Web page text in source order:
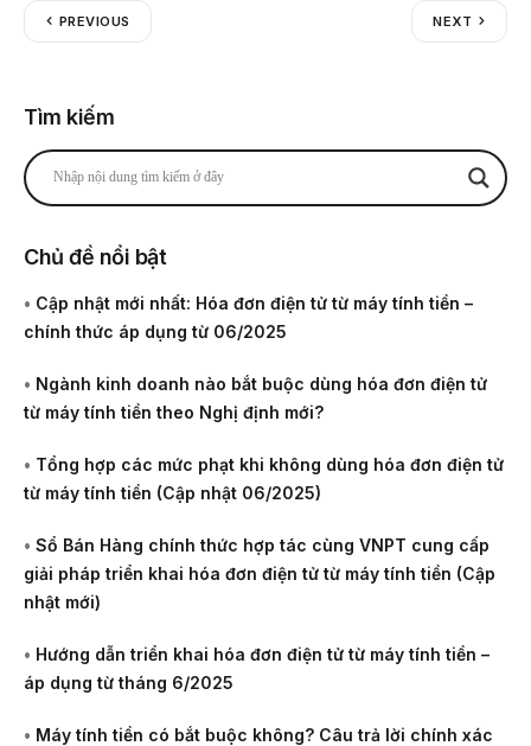
PREVIOUS NEXT
Tìm kiếm
Chủ đề nổi bật
• Cập nhật mới nhất: Hóa đơn điện tử từ máy tính tiền –
chính thức áp dụng từ 06/2025
• Ngành kinh doanh nào bắt buộc dùng hóa đơn điện tử
từ máy tính tiền theo Nghị định mới?
• Tổng hợp các mức phạt khi không dùng hóa đơn điện tử
từ máy tính tiền (Cập nhật 06/2025)
• Sổ Bán Hàng chính thức hợp tác cùng VNPT cung cấp
giải pháp triển khai hóa đơn điện tử từ máy tính tiền (Cập
nhật mới)
• Hướng dẫn triển khai hóa đơn điện tử từ máy tính tiền –
áp dụng từ tháng 6/2025
• Máy tính tiền có bắt buộc không? Câu trả lời chính xác